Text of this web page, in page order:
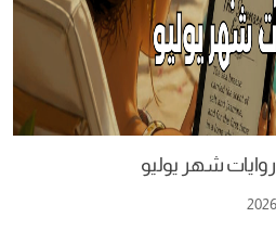
شهر يوليو